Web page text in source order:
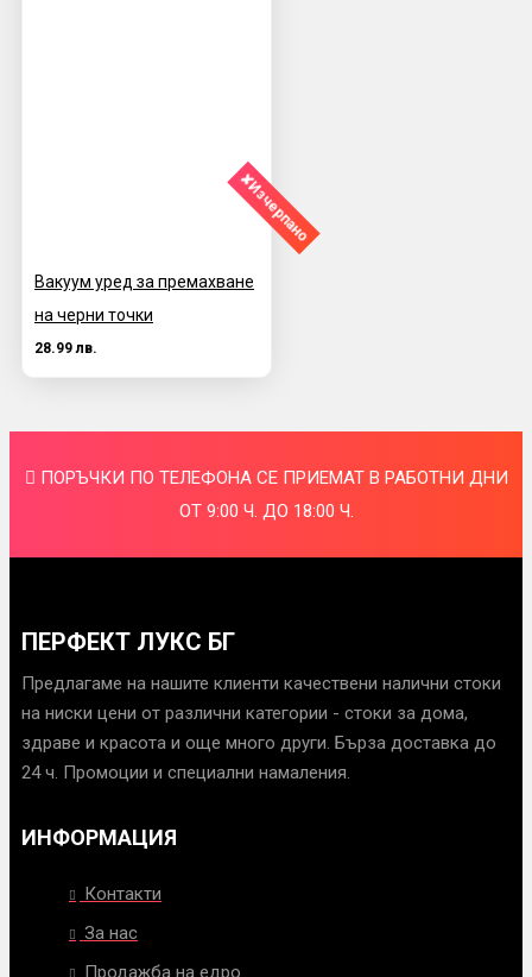
✘Изчерпано
Вакуум уред за премахване
на черни точки
28.99 лв.
ПОРЪЧКИ ПО ТЕЛЕФОНА СЕ ПРИЕМАТ В РАБОТНИ ДНИ
ОТ 9:00 Ч. ДО 18:00 Ч.
ПЕРФЕКТ ЛУКС БГ
Предлагаме на нашите клиенти качествени налични стоки
на ниски цени от различни категории - стоки за дома,
здраве и красота и още много други. Бърза доставка до
24 ч. Промоции и специални намаления.
ИНФОРМАЦИЯ
Контакти
За нас
Продажба на едро